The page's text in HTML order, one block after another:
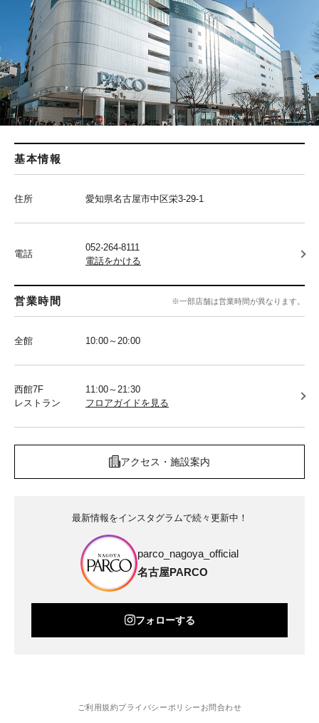
基本情報
住所 愛知県名古屋市中区栄3-29-1
電話
052-264-8111
電話をかける
営業時間 ※一部店舗は営業時間が異なります。
全館 10:00～20:00
西館7F
レストラン
11:00～21:30
フロアガイドを見る
アクセス・施設案内
最新情報をインスタグラムで続々更新中！
parco_nagoya_official
名古屋PARCO
フォローする
ご利用規約プライバシーポリシー お問合わせ